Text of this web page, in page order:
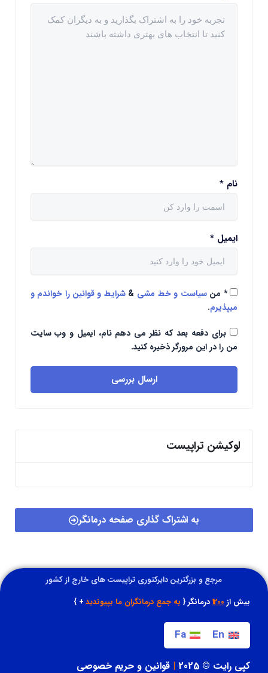
نام *
ایمیل *
* منسیاست و خط مشی &شرایط و قوانین را خواندم و
میپذیرم.
برای دفعه بعد که نظر می دهم نام، ایمیل و وب سایت
من را در این مرورگر ذخیره کنید.
ارسال بررسی
لوکیشن تراپیست
به اشتراک گذاری صفحه درمانگر
مرجع و بزرگترین دایرکتوری تراپیست های خارج از کشور
بیش از1200درمانگر { به جمع درمانگران ما بپیوندید+ }
En
Fa
کپی رایت © 2025 | قوانین و حریم خصوصی